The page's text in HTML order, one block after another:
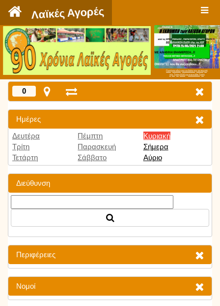
Λαϊκές Αγορές
Πατήστε εδώ για να δείτε την εκπομπή
την Τρίτη 9:00 μμ και κάθε Τρίτη
0
Ημέρες
Δευτέρα
Τρίτη
Τετάρτη
Πέμπτη
Παρασκευή
Σάββατο
Κυριακή
Σήμερα
Αύριο
Διεύθυνση
Περιφέρειες
Νομοί